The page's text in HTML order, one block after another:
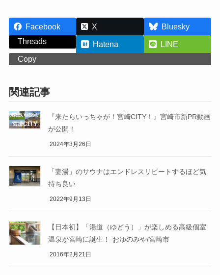
Facebook X
Bluesky
Threads
Hatena
LINE
Copy
関連記事
『来たらいっちゃが！宮崎CITY！』宮崎市新PR動画
が公開！
2024年3月26日
「妻湯」のサウナはエンドレスリピートするほど気
持ち良い
2022年9月13日
【日本初】「湯道（ゆどう）」が楽しめる高級個室
温泉が宮崎に誕生！-おゆのみや/宮崎市
2016年2月21日